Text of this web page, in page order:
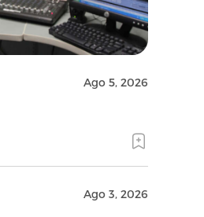
Ago 5, 2026
Ago 3, 2026